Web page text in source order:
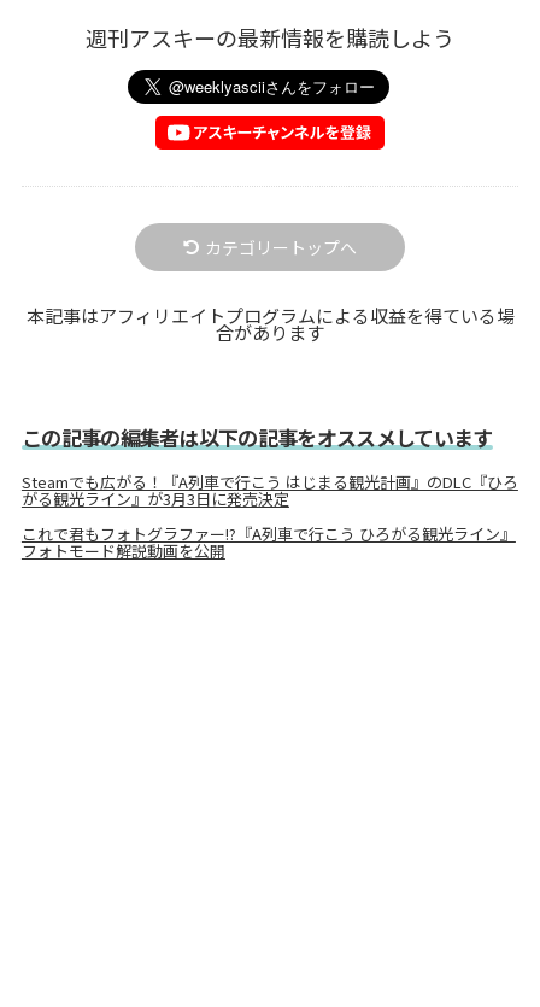
週刊アスキーの最新情報を購読しよう
カテゴリートップへ
本記事はアフィリエイトプログラムによる収益を得ている場
合があります
この記事の編集者は以下の記事をオススメしています
Steamでも広がる！『A列車で行こう はじまる観光計画』のDLC『ひろ
がる観光ライン』が3月3日に発売決定
これで君もフォトグラファー!?『A列車で行こう ひろがる観光ライン』
フォトモード解説動画を公開